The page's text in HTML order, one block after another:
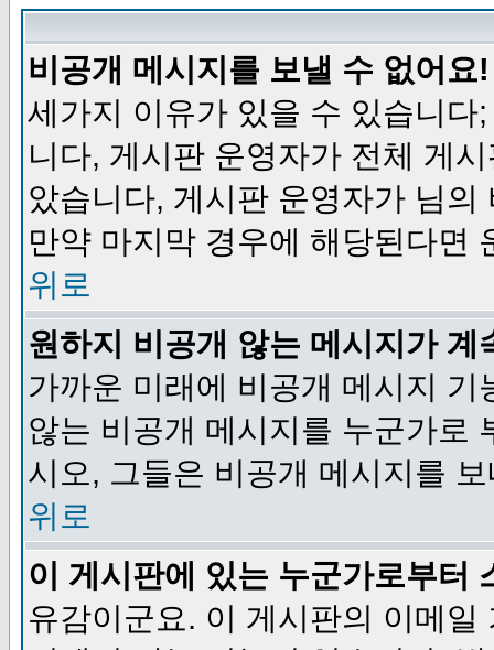
비공개 메시지를 보낼 수 없어요!
세가지 이유가 있을 수 있습니
니다, 게시판 운영자가 전체 게
았습니다, 게시판 운영자가 님
만약 마지막 경우에 해당된다면
위로
원하지 비공개 않는 메시지가 계
가까운 미래에 비공개 메시지
않는 비공개 메시지를 누군가로
시오, 그들은 비공개 메시지를
위로
이 게시판에 있는 누군가로부터
유감이군요. 이 게시판의 이메